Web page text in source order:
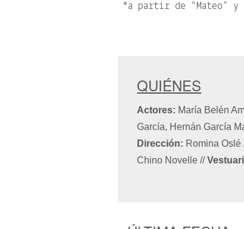
*a partir de “Mateo” y
QUIÉNES
Actores: María Belén
García, Hernán García
Dirección: Romina Oslé
Chino Novelle//